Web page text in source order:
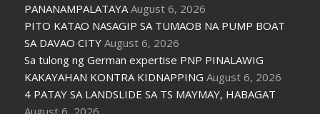
PANANAMPALATAYA August 6, 2026
PITO KATAO NASAGIP SA TUMAOB NA PUMP BOAT
SA DAVAO CITY August 6, 2026
Sa tulong ng German expertise PNP PINALAWIG
KAKAYAHAN KONTRA KIDNAPPING August 6, 2026
4 PATAY SA LANDSLIDE SA TS MAYMAY, HABAGAT